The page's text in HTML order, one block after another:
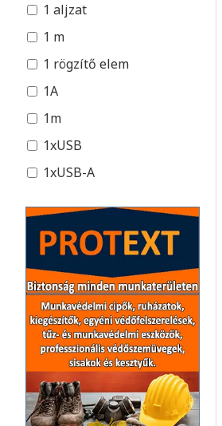
PHILIPS
RIVACASE
SKROSS
TP-LINK
TROIKA
URBAN FACTORY
VARTA
VERBATIM
1 aljzat
1 m
1 rögzítő elem
1A
1m
1xUSB
1xUSB-A
1xUSB-C 65W
1xUSB-C PD
1xUSB-C PD
1xUSB-C PD 20W
1xUSB-C PD 35W
1x USB-C kimenet
2 USB csatlakozó
2 db